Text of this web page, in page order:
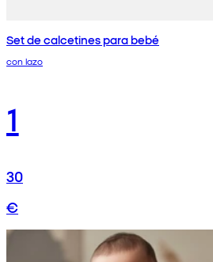
Set de calcetines para bebé
con lazo
1
30
€